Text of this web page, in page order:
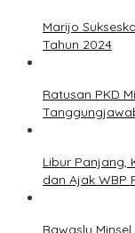
Marijo
Tahun 2024
Ratusan PKD
Libur Panjang,
dan Ajak WBP
Bawaslu